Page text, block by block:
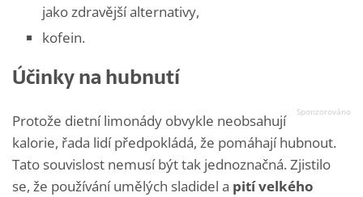
jako zdravější alternativy,
kofein.
Účinky na hubnutí
Protože dietní limonády obvykle neobsahují
kalorie, řada lidí předpokládá, že pomáhají hubnout.
Tato souvislost nemusí být tak jednoznačná. Zjistilo
se, že používání umělých sladidel a pití velkého